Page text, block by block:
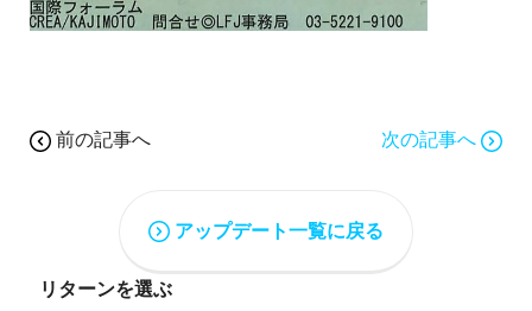
前の記事へ 次の記事へ
アップデート一覧に戻る
リターンを選ぶ